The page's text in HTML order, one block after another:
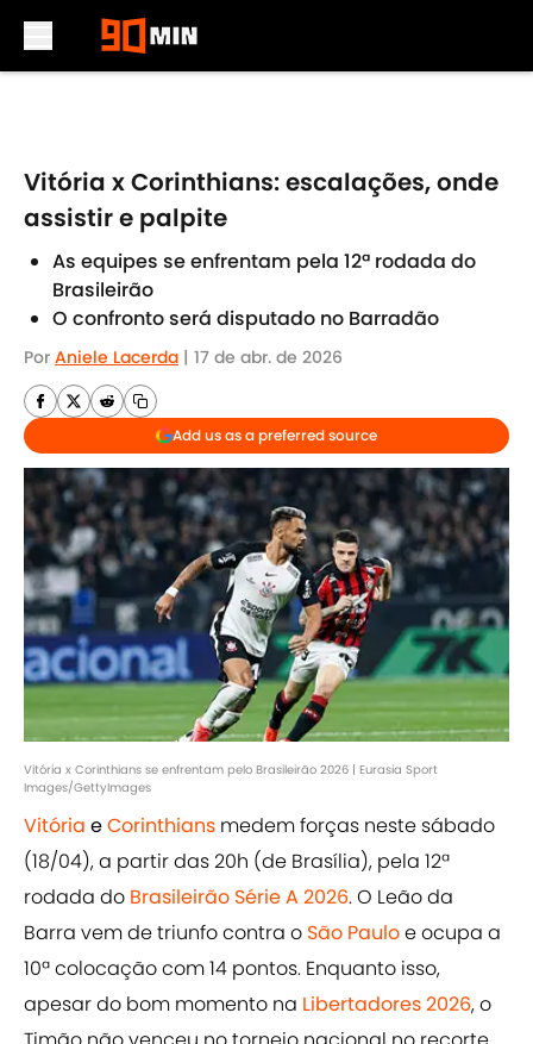
Vitória x Corinthians: escalações, onde
assistir e palpite
As equipes se enfrentam pela 12ª rodada do
Brasileirão
O confronto será disputado no Barradão
Por Aniele Lacerda | 17 de abr. de 2026
Add us as a preferred source
Vitória x Corinthians se enfrentam pelo Brasileirão 2026 | Eurasia Sport
Images/GettyImages
Vitória eCorinthians medem forças neste sábado
(18/04), a partir das 20h (de Brasília), pela 12ª
rodada do Brasileirão Série A 2026. O Leão da
Barra vem de triunfo contra o São Pauloe ocupa a
10ª colocação com 14 pontos. Enquanto isso,
apesar do bom momento na Libertadores 2026, o